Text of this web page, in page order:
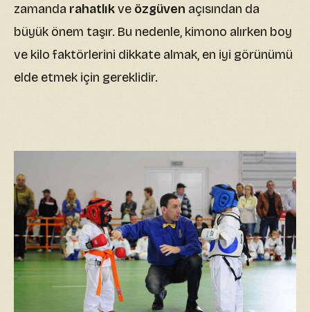
zamanda rahatlıkve özgüven açısından da
büyük önem taşır. Bu nedenle, kimono alırken boy
ve kilo faktörlerini dikkate almak, en iyi görünümü
elde etmek için gereklidir.